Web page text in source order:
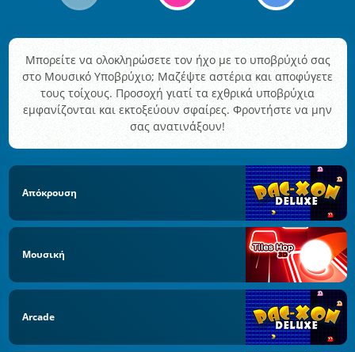
Μπορείτε να ολοκληρώσετε τον ήχο με το υποβρύχιό σας
στο Μουσικό Υποβρύχιο; Μαζέψτε αστέρια και αποφύγετε
τους τοίχους. Προσοχή γιατί τα εχθρικά υποβρύχια
εμφανίζονται και εκτοξεύουν σφαίρες. Φροντήστε να μην
σας ανατινάξουν!
Απόκρουση
Μουσική
Arcade